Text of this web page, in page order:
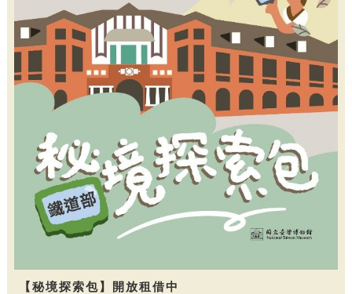
【秘境探索包】開放租借中